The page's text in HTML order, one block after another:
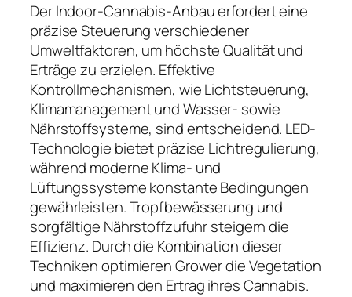
Der Indoor-Cannabis-Anbau erfordert eine
präzise Steuerung verschiedener
Umweltfaktoren, um höchste Qualität und
Erträge zu erzielen. Effektive
Kontrollmechanismen, wie Lichtsteuerung,
Klimamanagement und Wasser- sowie
Nährstoffsysteme, sind entscheidend. LED-
Technologie bietet präzise Lichtregulierung,
während moderne Klima- und
Lüftungssysteme konstante Bedingungen
gewährleisten. Tropfbewässerung und
sorgfältige Nährstoffzufuhr steigern die
Effizienz. Durch die Kombination dieser
Techniken optimieren Grower die Vegetation
und maximieren den Ertrag ihres Cannabis.